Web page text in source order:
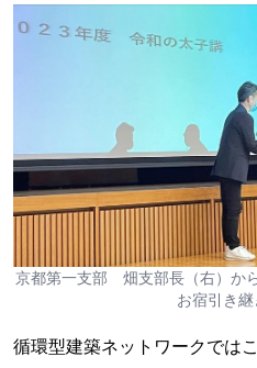
京都第一支部 畑支部長（右）か
お宿引き
循環型建築ネットワークでは